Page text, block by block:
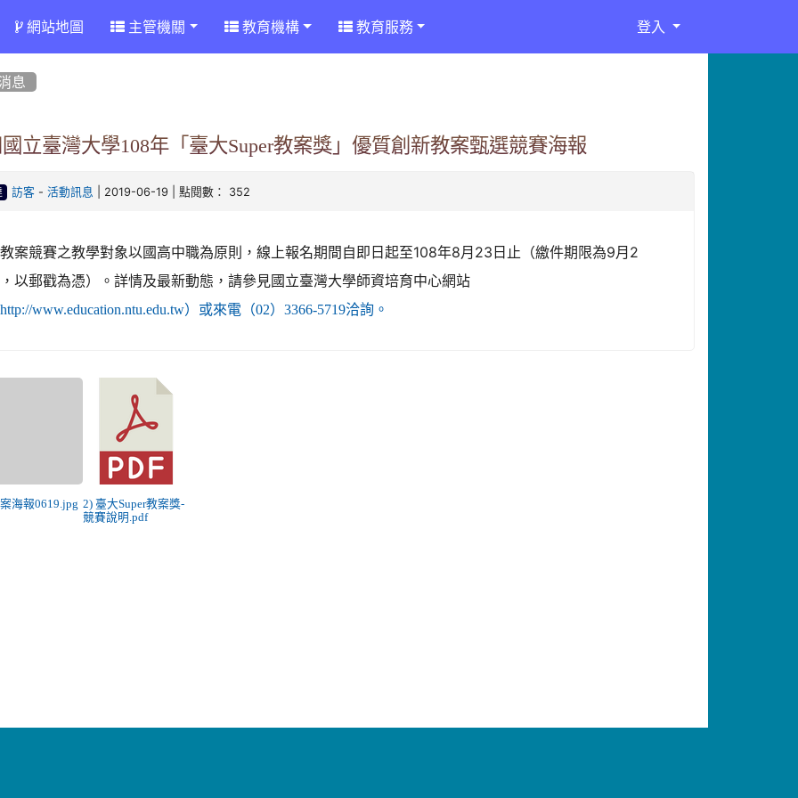
網站地圖 主管機關 教育機構 教育服務 登入
息
立臺灣大學108年「臺大Super教案獎」優質創新教案甄選競賽海報
訪客 - 活動訊息 | 2019-06-19 | 點閱數： 352
案競賽之教學對象以國高中職為原則，線上報名期間自即日起至108年8月23日止（繳件期限為9月2
以郵戳為憑）。詳情及最新動態，請參見國立臺灣大學師資培育中心網站
http://www.education.ntu.edu.tw）或來電（02）3366-5719洽詢。
海報0619.jpg 2) 臺大Super教案獎-
競賽說明.pdf